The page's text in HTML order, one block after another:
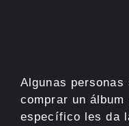
Algunas personas
comprar un
específico les da